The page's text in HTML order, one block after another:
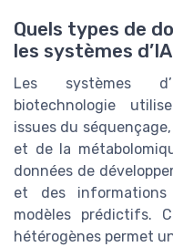
Quels types de
les systèmes
Les systèmes
biotechnologie
issues du
et de la
données de
et des
modèles prédictifs.
hétérogènes permet